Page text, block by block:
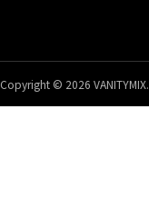
Copyright © 2026